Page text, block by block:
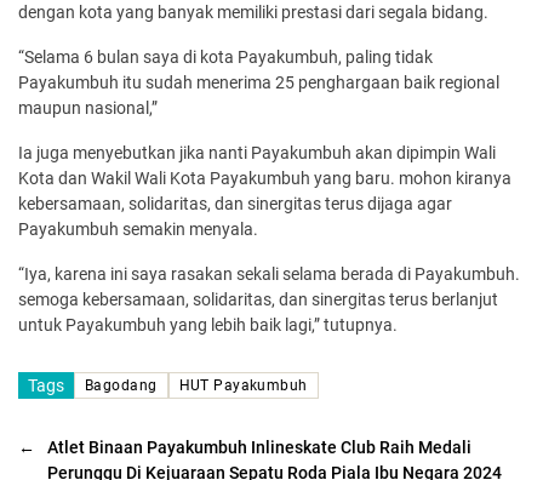
dengan kota yang banyak memiliki prestasi dari segala bidang.
“Selama 6 bulan saya di kota Payakumbuh, paling tidak
Payakumbuh itu sudah menerima 25 penghargaan baik regional
maupun nasional,”
Ia juga menyebutkan jika nanti Payakumbuh akan dipimpin Wali
Kota dan Wakil Wali Kota Payakumbuh yang baru. mohon kiranya
kebersamaan, solidaritas, dan sinergitas terus dijaga agar
Payakumbuh semakin menyala.
“Iya, karena ini saya rasakan sekali selama berada di Payakumbuh.
semoga kebersamaan, solidaritas, dan sinergitas terus berlanjut
untuk Payakumbuh yang lebih baik lagi,” tutupnya.
Tags Bagodang HUT Payakumbuh
←
Atlet Binaan Payakumbuh Inlineskate Club Raih Medali
Perunggu Di Kejuaraan Sepatu Roda Piala Ibu Negara 2024